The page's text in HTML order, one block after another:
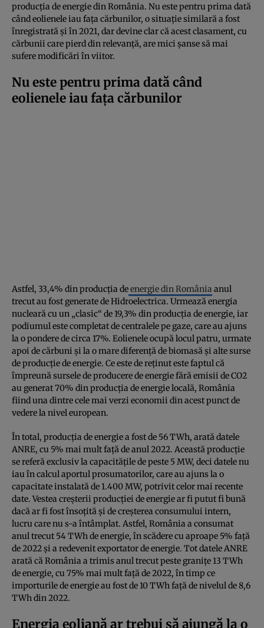
producţia de energie din România. Nu este pentru prima dată
când eolienele iau faţa cărbunilor, o situaţie similară a fost
înregistrată şi în 2021, dar devine clar că acest clasament, cu
cărbunii care pierd din relevanţă, are mici şanse să mai
sufere modificări în viitor.
Nu este pentru prima dată când
eolienele iau faţa cărbunilor
Astfel, 33,4% din producţia deenergie din România anul
trecut au fost generate de Hidroelectrica. Urmează energia
nucleară cu un „clasic“ de 19,3% din producţia de energie, iar
podiumul este completat de centralele pe gaze, care au ajuns
la o pondere de circa 17%. Eolienele ocupă locul patru, urmate
apoi de cărbuni şi la o mare diferenţă de biomasă şi alte surse
de producţie de energie. Ce este de reţinut este faptul că
împreună sursele de producere de energie fără emisii de CO2
au generat 70% din producţia de energie locală, România
fiind una dintre cele mai verzi economii din acest punct de
vedere la nivel european.
În total, producţia de energie a fost de 56 TWh, arată datele
ANRE, cu 5% mai mult faţă de anul 2022. Această producţie
se referă exclusiv la capacităţile de peste 5 MW, deci datele nu
iau în calcul aportul prosumatorilor, care au ajuns la o
capacitate instalată de 1.400 MW, potrivit celor mai recente
date. Vestea creşterii producţiei de energie ar fi putut fi bună
dacă ar fi fost însoţită şi de creşterea consumului intern,
lucru care nu s-a întâmplat. Astfel, România a consumat
anul trecut 54 TWh de energie, în scădere cu aproape 5% faţă
de 2022 şi a redevenit exportator de energie. Tot datele ANRE
arată că România a trimis anul trecut peste graniţe 13 TWh
de energie, cu 75% mai mult faţă de 2022, în timp ce
importurile de energie au fost de 10 TWh faţă de nivelul de 8,6
TWh din 2022.
Energia eoliană ar trebui să ajungă la o